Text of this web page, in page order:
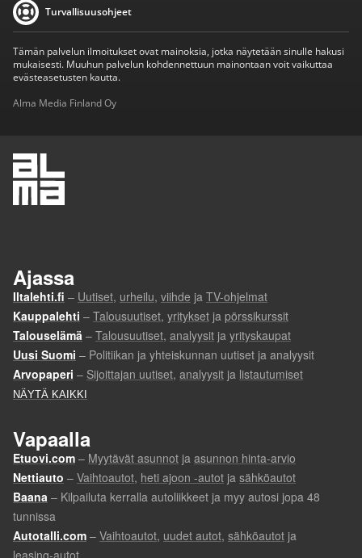
Turvallisuusohjeet
Tämän palvelun ilmoitukset ovat mainoksia, jotka näytetään sinulle hakusi
mukaisesti. Muuhun palvelun kohdennettuun mainontaan voit vaikuttaa
evästeasetusten kautta.
Alma Media Finland Oy